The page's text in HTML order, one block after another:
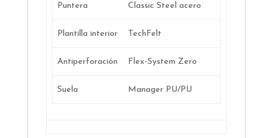
Puntera Classic Steel acero
Plantilla interior TechFelt
Antiperforación Flex-System Zero
Suela Manager PU/PU